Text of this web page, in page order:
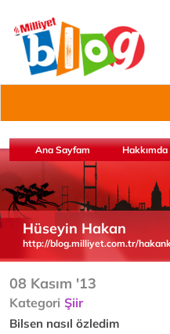
Ana Sayfam Hakkımda
Hüseyin Hakan
http://blog.milliyet.com.tr/
08 Kasım '13
Kategori Şiir
Bilsen nasıl özledim